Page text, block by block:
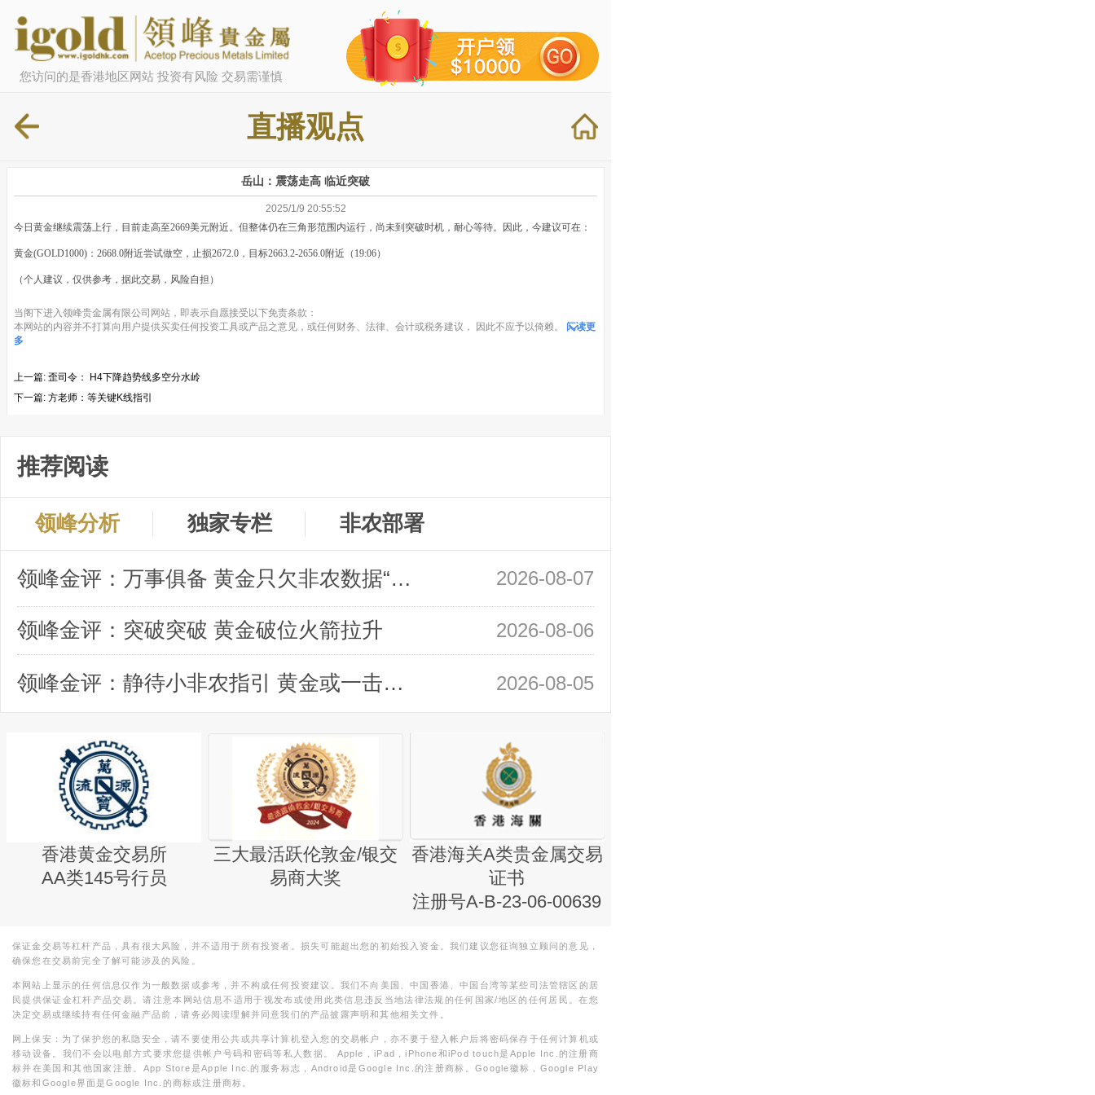
您访问的是香港地区网站 投资有风险 交易需谨慎
直播观点
岳山：震荡走高 临近突破
2025/1/9 20:55:52
今日黄金继续震荡上行，目前走高至2669美元附近。但整体仍在三角形范围内运行，尚未到突破时机，耐心等待。因此，今建议可在：
黄金(GOLD1000)：2668.0附近尝试做空，止损2672.0，目标2663.2-2656.0附近（19:06）
（个人建议，仅供参考，据此交易，风险自担）
当阁下进入领峰贵金属有限公司网站，即表示自愿接受以下免责条款：
本网站的内容并不打算向用户提供买卖任何投资工具或产品之意见，或任何财务、法律、会计或税务建议， 因此不应予以倚赖。
阅读更
多
上一篇: 歪司令： H4下降趋势线多空分水岭
下一篇: 方老师：等关键K线指引
推荐阅读
领峰分析 独家专栏 非农部署
领峰金评：万事俱备 黄金只欠非农数据“东风” 2026-08-07
领峰金评：突破突破 黄金破位火箭拉升 2026-08-06
领峰金评：静待小非农指引 黄金或一击破局 2026-08-05
香港黄金交易所
AA类145号行员
三大最活跃伦敦金/银交
易商大奖
香港海关A类贵金属交易
证书
注册号A-B-23-06-00639
保证金交易等杠杆产品，具有很大风险，并不适用于所有投资者。损失可能超出您的初始投入资金。我们建议您征询独立顾问的意见，
确保您在交易前完全了解可能涉及的风险。
本网站上显示的任何信息仅作为一般数据或参考，并不构成任何投资建议。我们不向美国、中国香港、中国台湾等某些司法管辖区的居
民提供保证金杠杆产品交易。请注意本网站信息不适用于视发布或使用此类信息违反当地法律法规的任何国家/地区的任何居民。在您
决定交易或继续持有任何金融产品前，请务必阅读理解并同意我们的产品披露声明和其他相关文件。
网上保安：为了保护您的私隐安全，请不要使用公共或共享计算机登入您的交易帐户，亦不要于登入帐户后将密码保存于任何计算机或
移动设备。我们不会以电邮方式要求您提供帐户号码和密码等私人数据。 Apple，iPad，iPhone和iPod touch是Apple Inc.的注册商
标并在美国和其他国家注册。App Store是Apple Inc.的服务标志，Android是Google Inc.的注册商标。Google徽标，Google Play
徽标和Google界面是Google Inc.的商标或注册商标。